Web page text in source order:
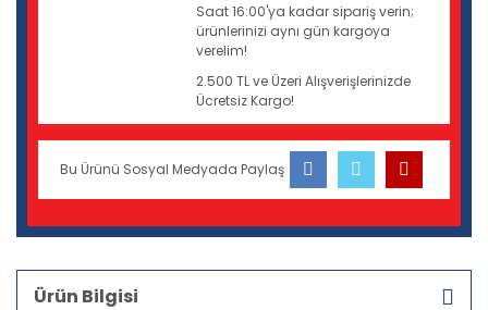
Saat 16:00'ya kadar sipariş verin;
ürünlerinizi aynı gün kargoya
verelim!
2.500 TL ve Üzeri Alışverişlerinizde
Ücretsiz Kargo!
Bu Ürünü Sosyal Medyada Paylaş
Ürün Bilgisi